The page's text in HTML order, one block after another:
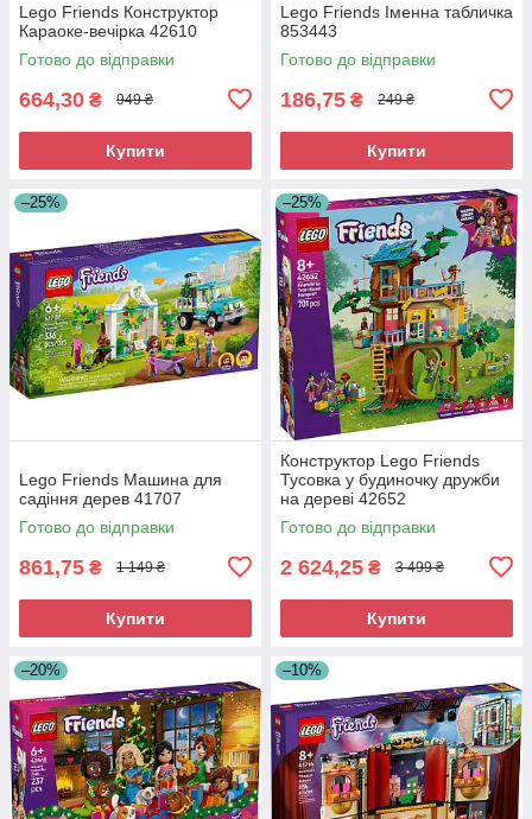
Lego Friends Конструктор
Караоке-вечірка 42610
Готово до відправки
664,30 ₴ 949 ₴
Купити
Lego Friends Іменна табличка
853443
Готово до відправки
186,75 ₴ 249 ₴
Купити
–25%
Lego Friends Машина для
садіння дерев 41707
Готово до відправки
861,75 ₴ 1 149 ₴
Купити
–25%
Конструктор Lego Friends
Тусовка у будиночку дружби
на дереві 42652
Готово до відправки
2 624,25 ₴ 3 499 ₴
Купити
–20% –10%